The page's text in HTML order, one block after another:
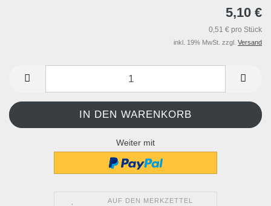
5,10 €
0,51 € pro Stück
inkl. 19% MwSt. zzgl. Versand
Weiter mit
AUF DEN MERKZETTEL